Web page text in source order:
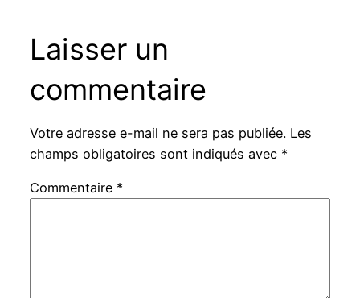
Laisser un
commentaire
Votre adresse e-mail ne sera pas publiée. Les
champs obligatoires sont indiqués avec *
Commentaire *